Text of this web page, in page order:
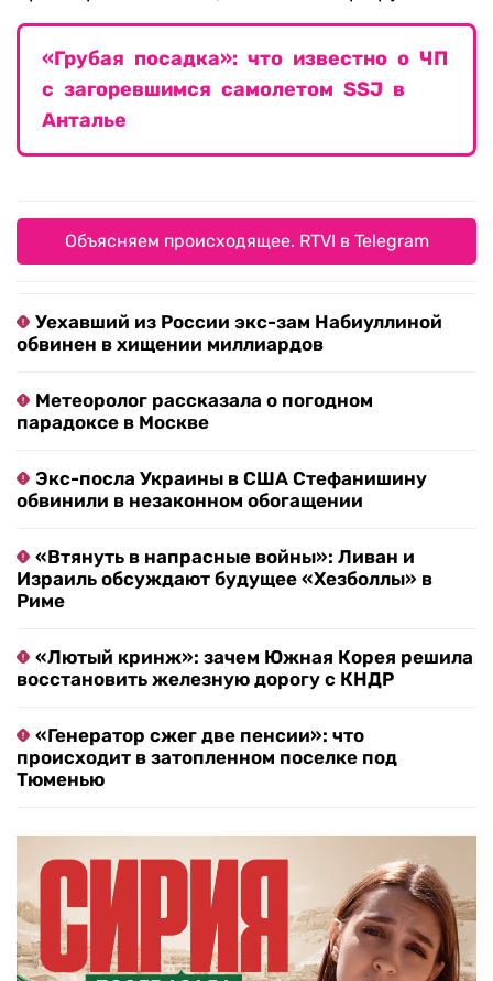
«Грубая посадка»: что известно о ЧП
с загоревшимся самолетом SSJ в
Анталье
Объясняем происходящее. RTVI в Telegram
Уехавший из России экс-зам Набиуллиной
обвинен в хищении миллиардов
Метеоролог рассказала о погодном
парадоксе в Москве
Экс-посла Украины в США Стефанишину
обвинили в незаконном обогащении
«Втянуть в напрасные войны»: Ливан и
Израиль обсуждают будущее «Хезболлы» в
Риме
«Лютый кринж»: зачем Южная Корея решила
восстановить железную дорогу с КНДР
«Генератор сжег две пенсии»: что
происходит в затопленном поселке под
Тюменью